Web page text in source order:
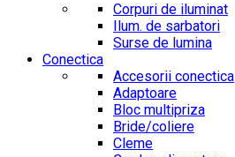
Corpuri de iluminat
Ilum. de sarbatori
Surse de lumina
Conectica
Accesorii conectica
Adaptoare
Bloc multipriza
Bride/coliere
Cleme